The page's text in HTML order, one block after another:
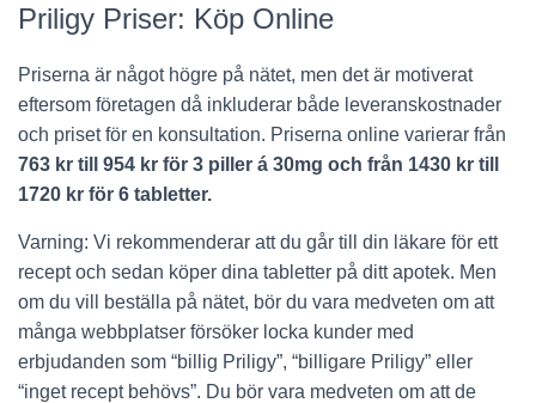
Priligy Priser: Köp Online
Priserna är något högre på nätet, men det är motiverat
eftersom företagen då inkluderar både leveranskostnader
och priset för en konsultation. Priserna online varierar från
763 kr till 954 kr för 3 piller á 30mg och från 1430 kr till
1720 kr för 6 tabletter.
Varning: Vi rekommenderar att du går till din läkare för ett
recept och sedan köper dina tabletter på ditt apotek. Men
om du vill beställa på nätet, bör du vara medveten om att
många webbplatser försöker locka kunder med
erbjudanden som “billig Priligy”, “billigare Priligy” eller
“inget recept behövs”. Du bör vara medveten om att de